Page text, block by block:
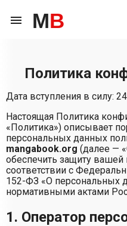
MB
Политика
Дата вступления в силу:
Настоящая Политика
«Политика») описывает
персональных данных
mangabook.org (далее —
обеспечить защиту
соответствии с
152-ФЗ «О персональных
нормативными актами
1. Оператор